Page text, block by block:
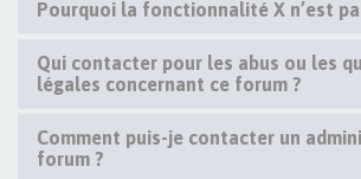
Pourquoi la fonctionnalité X n’est
Qui contacter pour les abus ou les
légales concernant ce forum ?
Comment puis-je contacter un
forum ?